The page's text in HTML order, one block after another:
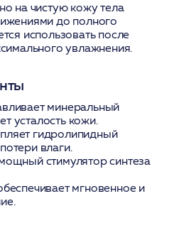
на чистую кожу тела
до полного
использовать после
увлажнения.
минеральный
усталость кожи.
гидролипидный
влаги.
стимулятор синтеза
мгновенное и